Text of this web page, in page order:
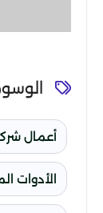
أعمال
الأدوات